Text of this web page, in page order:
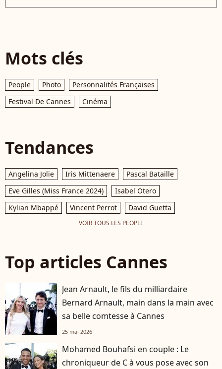
Mots clés
People Photo
Personnalités Françaises
Festival De Cannes
Cinéma
Tendances
Angelina Jolie Iris Mittenaere
Pascal Bataille
Eve Gilles (Miss France 2024)
Isabel Otero
Kylian Mbappé
Vincent Perrot David Guetta
VOIR TOUS LES PEOPLE
Top articles Cannes
Jean Arnault, le fils du milliardaire
Bernard Arnault, main dans la main avec
sa belle comtesse à Cannes
25 mai 2026
Mohamed Bouhafsi en couple : Le
chroniqueur de C à vous pose avec son